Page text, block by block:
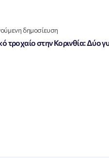
δημοσίευση